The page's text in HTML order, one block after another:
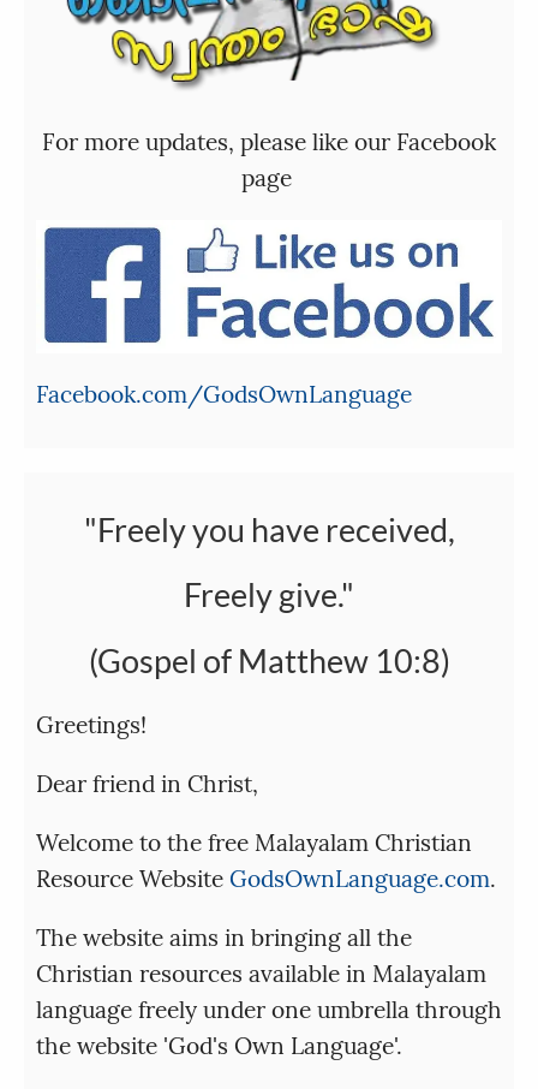
For more updates, please like our Facebook
page
Facebook.com/GodsOwnLanguage
"Freely you have received,
Freely give."
(Gospel of Matthew 10:8)
Greetings!
Dear friend in Christ,
Welcome to the free Malayalam Christian
Resource Website GodsOwnLanguage.com.
The website aims in bringing all the
Christian resources available in Malayalam
language freely under one umbrella through
the website 'God's Own Language'.